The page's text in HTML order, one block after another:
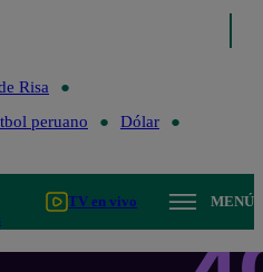
Risa
peruano
Dólar
TV en vivo MENÚ